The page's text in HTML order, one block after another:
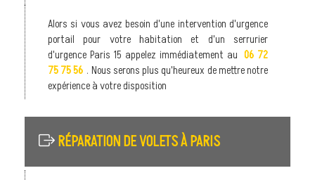
Alors si vous avez besoin d'une intervention d'urgence
portail pour votre habitation et d'un serrurier
d'urgence Paris 15 appelez immédiatement au 06 72
75 75 56 . Nous serons plus qu'heureux de mettre notre
expérience à votre disposition
RÉPARATION DE VOLETS À PARIS